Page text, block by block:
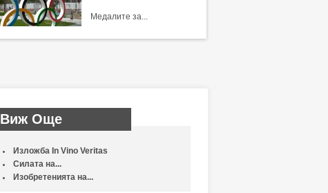
Медалите за...
Виж Още
Изложба In Vino Veritas
Силата на...
Изобретенията на...